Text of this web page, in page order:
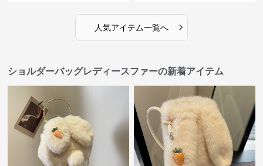
人気アイテム一覧へ ›
ショルダーバッグレディースファーの新着アイテム